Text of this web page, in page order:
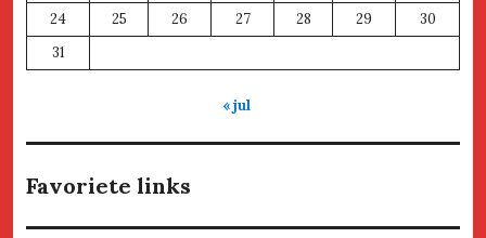
24
25 26 27 28 29
30
31
« jul
Favoriete links